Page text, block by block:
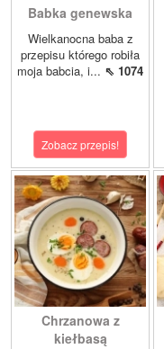
Babka genewska
Wielkanocna baba z
przepisu którego robiła
moja babcia, i... ⇖ 1074
Zobacz przepis!
Chrzanowa z
kiełbasą